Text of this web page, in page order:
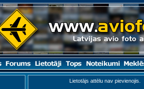
Lietotājs attēlu nav pievienojis.